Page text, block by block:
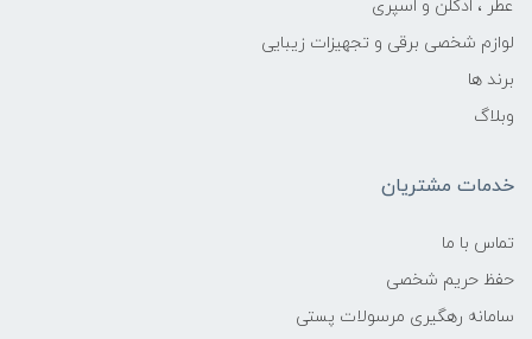
عطر ، ادکلن و اسپری
لوازم شخصی برقی و تجهیزات زیبایی
برند ها
وبلاگ
خدمات مشتریان
تماس با ما
حفظ حریم شخصی
سامانه رهگیری مرسولات پستی